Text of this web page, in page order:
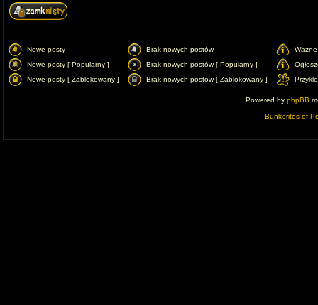
Nowe posty Brak nowych postów
Nowe posty [ Popularny ]
Brak nowych postów [ Popularny ]
Nowe posty [ Zablokowany ]
Brak nowych postów [ Zablokowany ]
Powered by phpBB
Bunkerites of